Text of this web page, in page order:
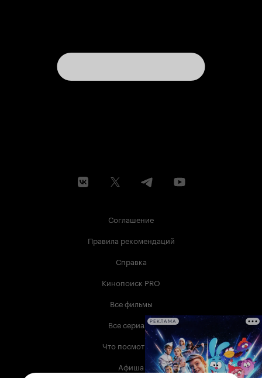
Соглашение
Правила рекомендаций
Справка
Кинопоиск PRO
Все фильмы
Все сериалы
Что посмотреть
Афиша
РЕКЛАМА